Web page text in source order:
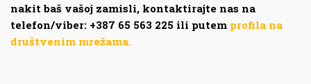
nakit baš vašoj zamisli, kontaktirajte nas na
telefon/viber: +387 65 563 225 ili putem profila na
društvenim mrežama.